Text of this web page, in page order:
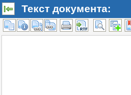
Текст документа: